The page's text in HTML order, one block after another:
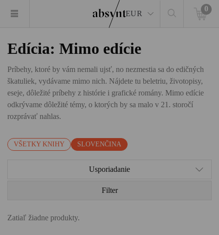
EUR
0
Edícia: Mimo edície
Príbehy, ktoré by vám nemali ujsť, no nezmestia sa do edičných
škatuliek, vydávame mimo nich. Nájdete tu beletriu, životopisy,
eseje, dôležité príbehy z histórie i grafické romány. Mimo edície
odkrývame dôležité témy, o ktorých by sa malo v 21. storočí
rozprávať nahlas.
VŠETKY KNIHY SLOVENČINA
Usporiadanie
Filter
Zatiaľ žiadne produkty.